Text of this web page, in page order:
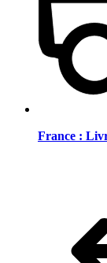
France :